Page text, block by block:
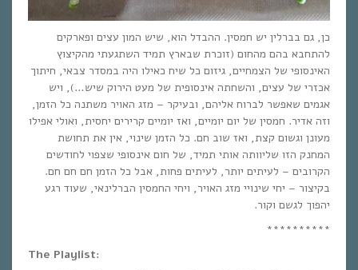
כן, גם בברלין יש חמסין. ההבדל הוא, שיש המון עצים ופארקים
להתחבא בהם מהחום (זוכרת שבארץ תמיד השתגעתי מהקיצוץ
האינסופי של הצמחיים, גיזום כל שיח כאילו היה במסדר צבאי, חיתוך
אכזרי של עצים, והשחתה אינסופית של מעט הירוק שיש…), ויש
אגמים שאפשר לברוח אליהם, ובעיקר – מזג האויר משתנה כל הזמן,
וזה אדיר. חמסין של יום יומיים, ואז יומיים קרירים יחסית, ואולי אפילו
מעונן וגשום קצת, ואז שוב חם. כל הזמן שינוי, אין את תחושת
המחנק הזו שליוותה אותי תמיד, של חום אינסופי שצפוי לחודשים
הקרובים – לעיתים יותר, לעיתים פחות, אבל כל הזמן חם חם חם.
בקיצור – יחי שינויי מזג האויר, ויחי החמסין הברלינאי, שעוד רגע
יהפוך לגשם וקור.
**********
The Playlist: